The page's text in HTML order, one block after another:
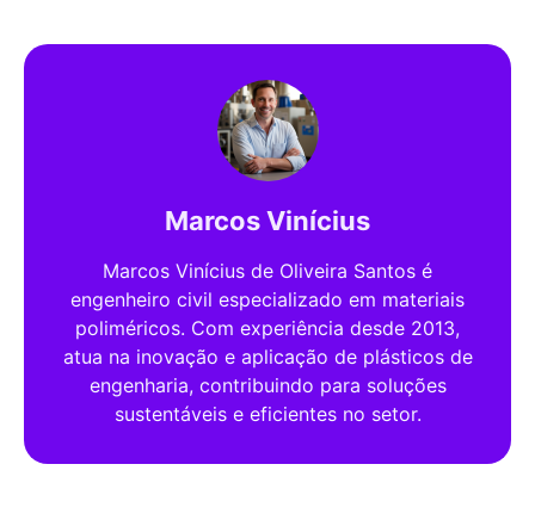
Marcos Vinícius
Marcos Vinícius de Oliveira Santos é
engenheiro civil especializado em materiais
poliméricos. Com experiência desde 2013,
atua na inovação e aplicação de plásticos de
engenharia, contribuindo para soluções
sustentáveis e eficientes no setor.